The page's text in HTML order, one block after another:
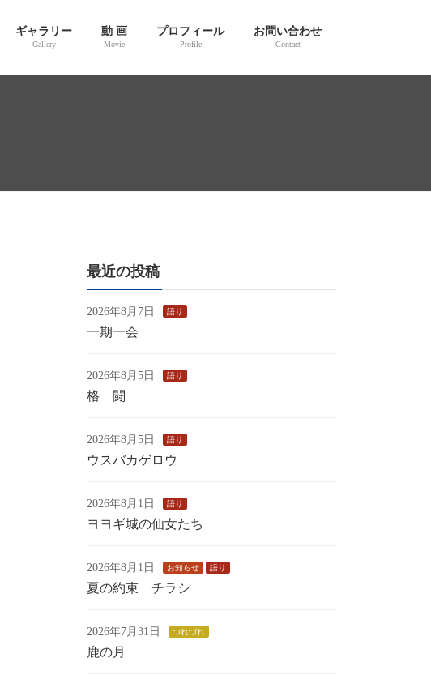
ギャラリー
Gallery
動 画
Movie
プロフィール
Profile
お問い合わせ
Contact
最近の投稿
2026年8月7日 語り
一期一会
2026年8月5日 語り
格 闘
2026年8月5日 語り
ウスバカゲロウ
2026年8月1日 語り
ヨヨギ城の仙女たち
2026年8月1日 お知らせ 語り
夏の約束 チラシ
2026年7月31日 つれづれ
鹿の月